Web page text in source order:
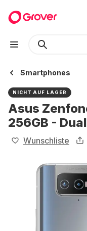
Smartphones
NICHT AUF LAGER
Asus
256GB -
Wunschliste